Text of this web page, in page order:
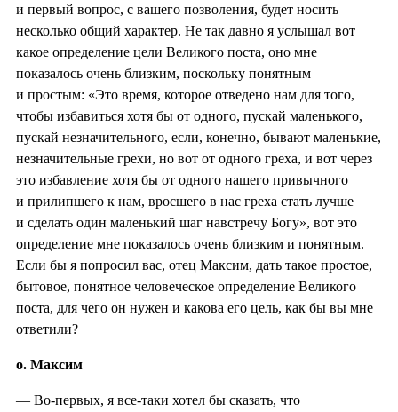
и первый вопрос, с вашего позволения, будет носить
несколько общий характер. Не так давно я услышал вот
какое определение цели Великого поста, оно мне
показалось очень близким, поскольку понятным
и простым: «Это время, которое отведено нам для того,
чтобы избавиться хотя бы от одного, пускай маленького,
пускай незначительного, если, конечно, бывают маленькие,
незначительные грехи, но вот от одного греха, и вот через
это избавление хотя бы от одного нашего привычного
и прилипшего к нам, вросшего в нас греха стать лучше
и сделать один маленький шаг навстречу Богу», вот это
определение мне показалось очень близким и понятным.
Если бы я попросил вас, отец Максим, дать такое простое,
бытовое, понятное человеческое определение Великого
поста, для чего он нужен и какова его цель, как бы вы мне
ответили?
о. Максим
— Во-первых, я все-таки хотел бы сказать, что